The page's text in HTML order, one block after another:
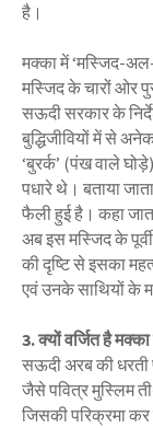
है।
मक्का में ‘मस्जिद-
मस्जिद के चारों ओर
सऊदी सरकार के
बुद्धिजीवियों में से
‘बुरर्क’ (पंख वाले
पधारे थे। बताया
फैली हुई है। कहा
अब इस मस्जिद के
की दृष्टि से इसका
एवं उनके साथियों के
3. क्यों वर्जित है
सऊदी अरब की धरती
जैसे पवित्र मुस्लिम
जिसकी परिक्रमा कर